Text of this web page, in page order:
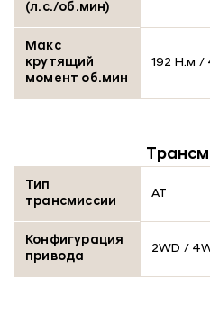
(л.с./об.мин)
Макс
крутящий
момент об.мин
192 Н.м /
Тип
трансмиссии
АТ
Конфигурация
привода
2WD /